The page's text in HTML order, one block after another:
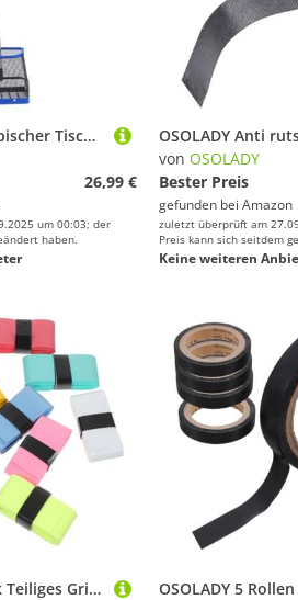
OSOLADY Teleskopischer Tischtennisball Picker mit Verstellbarem Stab Strapazierfähiger Nylonnetz sammler Praktisches Trainingstool für müheloses Aufsammeln ohne Bücken Robust und
26,99 €
um 00:03; der
haben.
von OSOLADY
Bester Preis
gefunden bei Amazon
zuletzt überprüft am
Preis kann sich seitdem
Keine weiteren
OSOLADY 10 Stück Teiliges Griffband aus Flexiblem Selbstklebendem PU Material Schweißabsorbierend und rutschfest Geeignet für Tennis und Badmintonschläger Leicht Strapazierfähig und